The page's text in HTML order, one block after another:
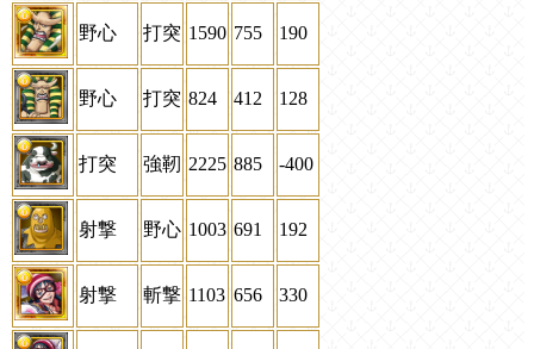
野心 打突 1590 755 190
野心 打突 824 412 128
打突 強靭 2225 885 -400
射撃 野心 1003 691 192
射撃 斬撃 1103 656 330